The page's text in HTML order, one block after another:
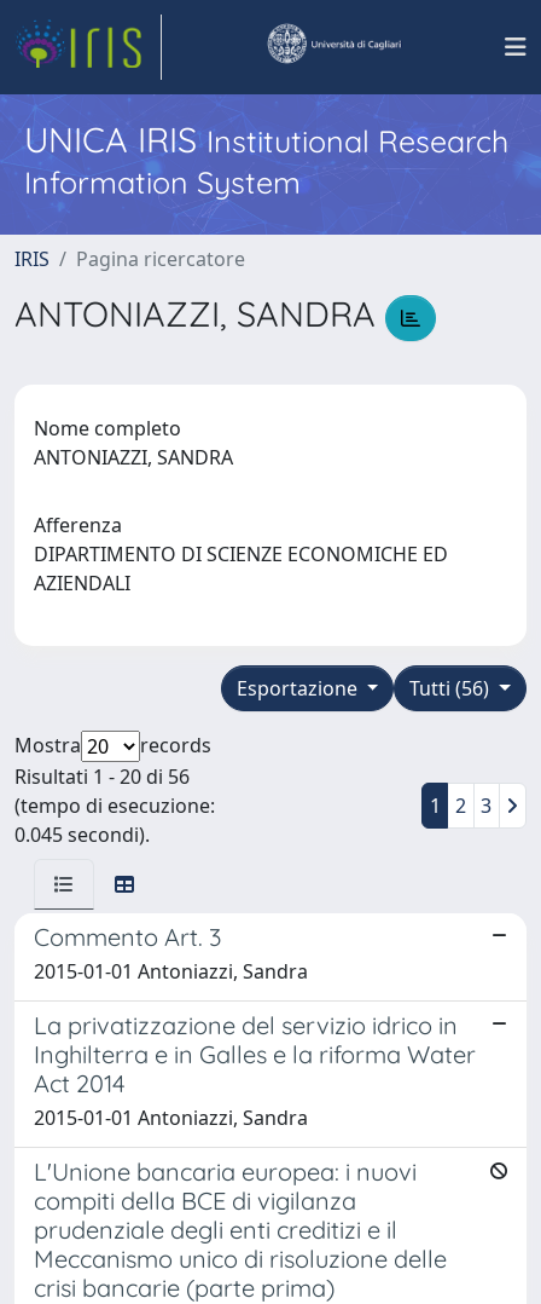
UNICA IRISInstitutional Research
Information System
IRIS Pagina ricercatore
ANTONIAZZI, SANDRA
Nome completo
ANTONIAZZI, SANDRA
Afferenza
DIPARTIMENTO DI SCIENZE ECONOMICHE ED
AZIENDALI
Tutti (56)
Esportazione
Mostra
records
Risultati 1 - 20 di 56
(tempo di esecuzione:
0.045 secondi).
1 2 3
Commento Art. 3
2015-01-01 Antoniazzi, Sandra
La privatizzazione del servizio idrico in
Inghilterra e in Galles e la riforma Water
Act 2014
2015-01-01 Antoniazzi, Sandra
L'Unione bancaria europea: i nuovi
compiti della BCE di vigilanza
prudenziale degli enti creditizi e il
Meccanismo unico di risoluzione delle
crisi bancarie (parte prima)